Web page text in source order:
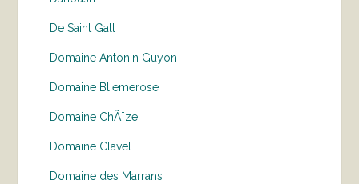
De Saint Gall
Domaine Antonin Guyon
Domaine Bliemerose
Domaine ChÃ¨ze
Domaine Clavel
Domaine des Marrans